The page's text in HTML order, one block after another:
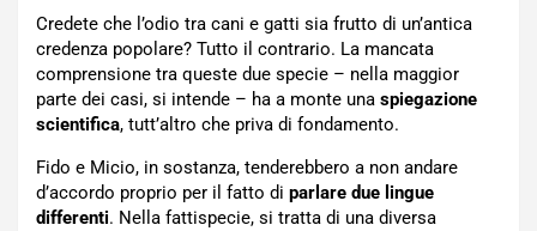
Credete che l’odio tra cani e gatti sia frutto di un’antica
credenza popolare? Tutto il contrario. La mancata
comprensione tra queste due specie – nella maggior
parte dei casi, si intende – ha a monte una spiegazione
scientifica, tutt’altro che priva di fondamento.
Fido e Micio, in sostanza, tenderebbero a non andare
d’accordo proprio per il fatto di parlare due lingue
differenti. Nella fattispecie, si tratta di una diversa